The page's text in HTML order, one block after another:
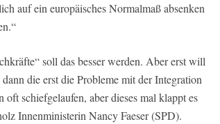
auf ein europäisches Normalmaß absenken
soll das besser werden. Aber erst will
die erst die Probleme mit der Integration
schiefgelaufen, aber dieses mal klappt es
Innenministerin Nancy Faeser (SPD).